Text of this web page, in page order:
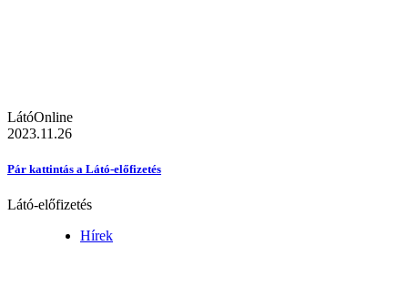
LátóOnline
2023.11.26
Pár kattintás a Látó-előfizetés
Látó-előfizetés
Hírek